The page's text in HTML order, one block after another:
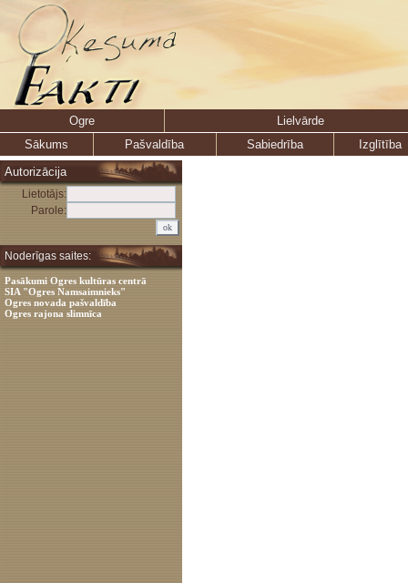
Ogre
Lielvārde
Sākums
Pašvaldība Sabiedrība
Izglītība
Autorizācija
Lietotājs:
Parole:
Noderīgas saites:
Pasākumi Ogres kultūras centrā
SIA "Ogres Namsaimnieks"
Ogres novada pašvaldība
Ogres rajona slimnīca